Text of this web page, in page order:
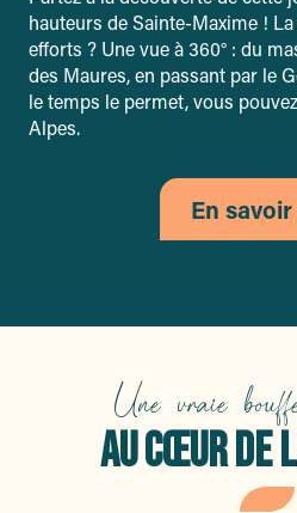
hauteurs de Sainte-Maxime !
efforts ? Une vue à 360° : du
des Maures, en passant par le
le temps le permet, vous
Alpes.
En
Une vraie
AU CŒUR DE